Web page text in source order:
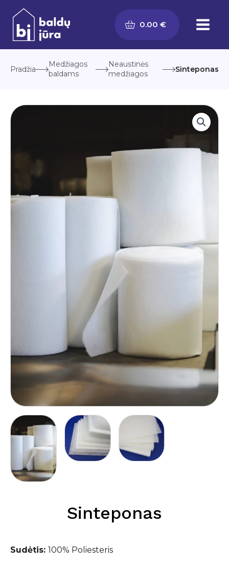
Pereiti
prie
turinio
0.00 €
Pradžia
Medžiagos
baldams
Neaustinės
medžiagos
Sinteponas
Sinteponas
Sudėtis: 100% Poliesteris